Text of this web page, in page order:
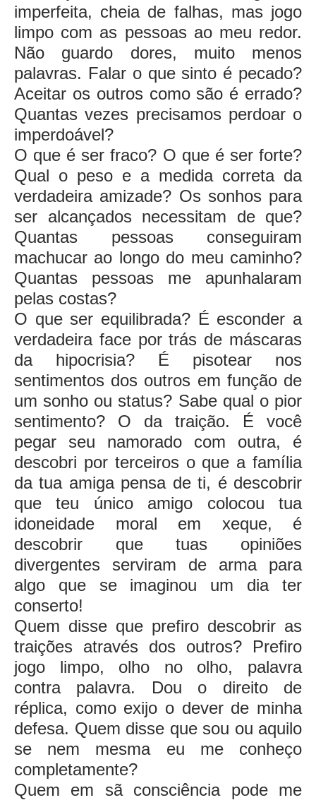
imperfeita, cheia de falhas, mas jogo
limpo com as pessoas ao meu redor.
Não guardo dores, muito menos
palavras. Falar o que sinto é pecado?
Aceitar os outros como são é errado?
Quantas vezes precisamos perdoar o
imperdoável?
O que é ser fraco? O que é ser forte?
Qual o peso e a medida correta da
verdadeira amizade? Os sonhos para
ser alcançados necessitam de que?
Quantas pessoas conseguiram
machucar ao longo do meu caminho?
Quantas pessoas me apunhalaram
pelas costas?
O que ser equilibrada? É esconder a
verdadeira face por trás de máscaras
da hipocrisia? É pisotear nos
sentimentos dos outros em função de
um sonho ou status? Sabe qual o pior
sentimento? O da traição. É você
pegar seu namorado com outra, é
descobri por terceiros o que a família
da tua amiga pensa de ti, é descobrir
que teu único amigo colocou tua
idoneidade moral em xeque, é
descobrir que tuas opiniões
divergentes serviram de arma para
algo que se imaginou um dia ter
conserto!
Quem disse que prefiro descobrir as
traições através dos outros? Prefiro
jogo limpo, olho no olho, palavra
contra palavra. Dou o direito de
réplica, como exijo o dever de minha
defesa. Quem disse que sou ou aquilo
se nem mesma eu me conheço
completamente?
Quem em sã consciência pode me